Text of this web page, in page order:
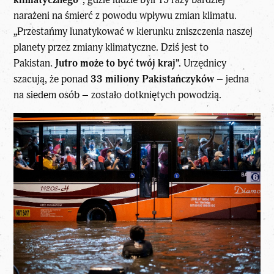
narażeni na śmierć z powodu wpływu zmian klimatu.
„Przestańmy lunatykować w kierunku zniszczenia naszej
planety przez zmiany klimatyczne. Dziś jest to
Pakistan. Jutro może to być twój kraj”. Urzędnicy
szacują, że ponad33 miliony Pakistańczyków– jedna
na siedem osób – zostało dotkniętych powodzią.